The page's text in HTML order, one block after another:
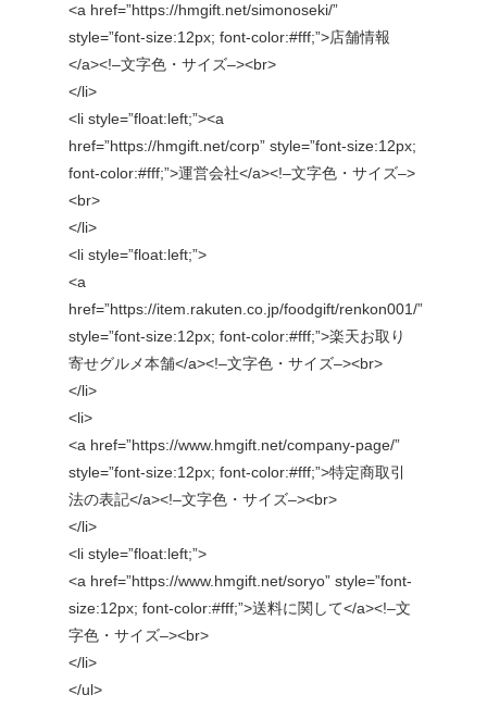
<a href=”https://hmgift.net/simonoseki/”
style=”font-size:12px; font-color:#fff;”>店舗情報
</a><!–文字色・サイズ–><br>
</li>
<li style=”float:left;”><a
href=”https://hmgift.net/corp” style=”font-size:12px;
font-color:#fff;”>運営会社</a><!–文字色・サイズ–>
<br>
</li>
<li style=”float:left;”>
<a
href=”https://item.rakuten.co.jp/foodgift/renkon001/”
style=”font-size:12px; font-color:#fff;”>楽天お取り
寄せグルメ本舗</a><!–文字色・サイズ–><br>
</li>
<li>
<a href=”https://www.hmgift.net/company-page/”
style=”font-size:12px; font-color:#fff;”>特定商取引
法の表記</a><!–文字色・サイズ–><br>
</li>
<li style=”float:left;”>
<a href=”https://www.hmgift.net/soryo” style=”font-
size:12px; font-color:#fff;”>送料に関して</a><!–文
字色・サイズ–><br>
</li>
</ul>